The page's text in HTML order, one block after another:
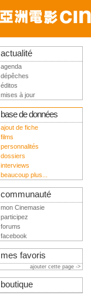
actualité
agenda
dépêches
éditos
mises à jour
base de données
ajout de fiche
films
personnalités
dossiers
interviews
beaucoup plus...
communauté
mon Cinemasie
participez
forums
facebook
mes favoris
ajouter cette page ->
boutique